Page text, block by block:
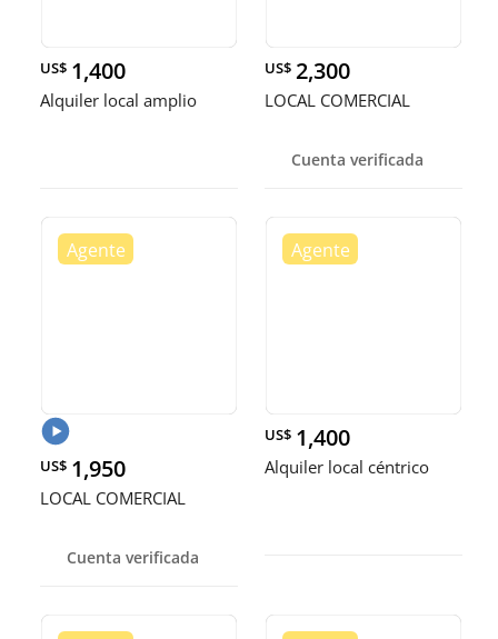
US$ 1,400
Alquiler local amplio
US$ 2,300
LOCAL COMERCIAL
Cuenta verificada
US$ 1,950
LOCAL COMERCIAL
Cuenta verificada
US$ 1,400
Alquiler local céntrico